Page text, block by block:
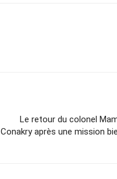
Le retour du colonel
Conakry après une mission